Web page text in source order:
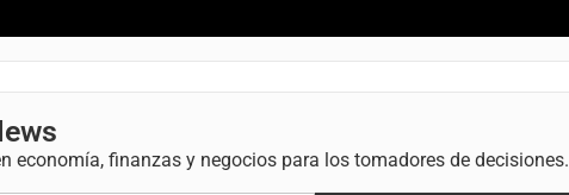
economía, finanzas y negocios para los tomadores de decisiones.